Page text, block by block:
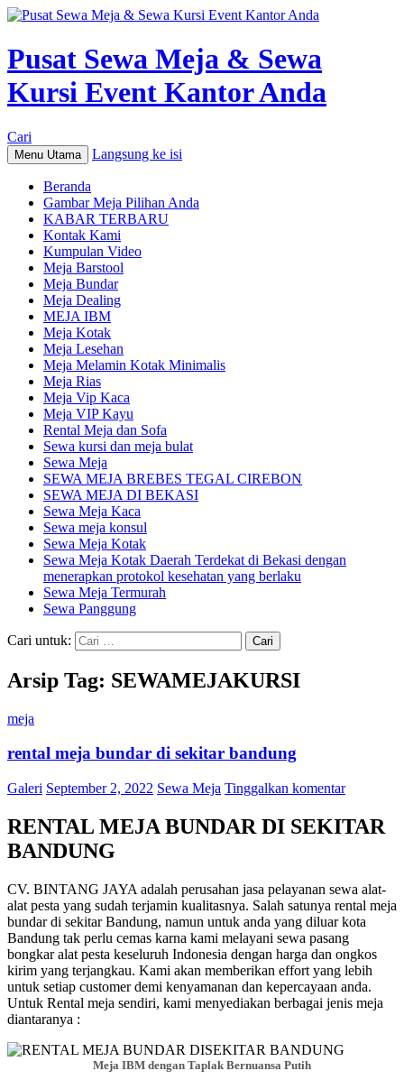
Pusat Sewa Meja & Sewa
Kursi Event Kantor Anda
Cari
Menu Utama Langsung ke isi
Beranda
Gambar Meja Pilihan Anda
KABAR TERBARU
Kontak Kami
Kumpulan Video
Meja Barstool
Meja Bundar
Meja Dealing
MEJA IBM
Meja Kotak
Meja Lesehan
Meja Melamin Kotak Minimalis
Meja Rias
Meja Vip Kaca
Meja VIP Kayu
Rental Meja dan Sofa
Sewa kursi dan meja bulat
Sewa Meja
SEWA MEJA BREBES TEGAL CIREBON
SEWA MEJA DI BEKASI
Sewa Meja Kaca
Sewa meja konsul
Sewa Meja Kotak
Sewa Meja Kotak Daerah Terdekat di Bekasi dengan
menerapkan protokol kesehatan yang berlaku
Sewa Meja Termurah
Sewa Panggung
Cari untuk:
Arsip Tag: SEWAMEJAKURSI
meja
rental meja bundar di sekitar bandung
Galeri September 2, 2022 Sewa Meja Tinggalkan komentar
RENTAL MEJA BUNDAR DI SEKITAR
BANDUNG
CV. BINTANG JAYA adalah perusahan jasa pelayanan sewa alat-
alat pesta yang sudah terjamin kualitasnya. Salah satunya rental meja
bundar di sekitar Bandung, namun untuk anda yang diluar kota
Bandung tak perlu cemas karna kami melayani sewa pasang
bongkar alat pesta keseluruh Indonesia dengan harga dan ongkos
kirim yang terjangkau. Kami akan memberikan effort yang lebih
untuk setiap customer demi kenyamanan dan kepercayaan anda.
Untuk Rental meja sendiri, kami menyediakan berbagai jenis meja
diantaranya :
Meja IBM dengan Taplak Bernuansa Putih